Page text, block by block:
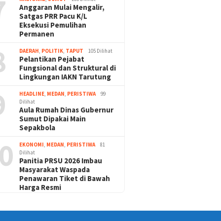
Anggaran Mulai Mengalir,
Satgas PRR Pacu K/L
Eksekusi Pemulihan
Permanen
DAERAH, POLITIK, TAPUT 105 Dilihat
Pelantikan Pejabat
Fungsional dan Struktural di
Lingkungan IAKN Tarutung
HEADLINE, MEDAN, PERISTIWA
99
Dilihat
Aula Rumah Dinas Gubernur
Sumut Dipakai Main
Sepakbola
EKONOMI, MEDAN, PERISTIWA
81
Dilihat
Panitia PRSU 2026 Imbau
Masyarakat Waspada
Penawaran Tiket di Bawah
Harga Resmi